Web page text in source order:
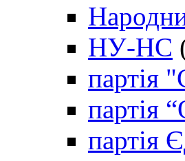
НУ-НС
партія
партія
партія